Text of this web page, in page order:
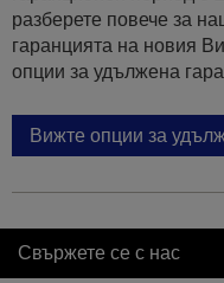
разберете повече за
гаранцията на новия
опции за удължена
Вижте опции за
Свържете се с нас